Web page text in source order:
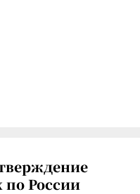
по России